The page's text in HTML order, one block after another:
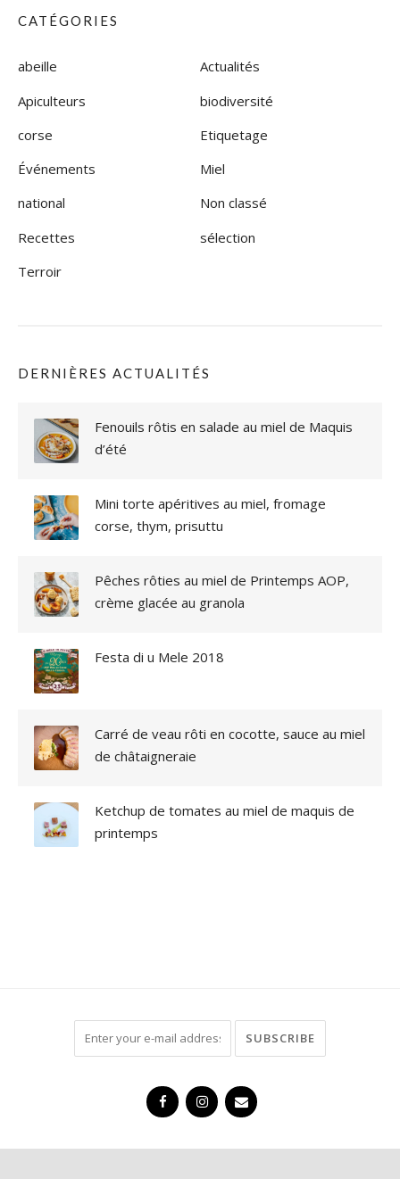
CATÉGORIES
abeille
Actualités
Apiculteurs
biodiversité
corse
Etiquetage
Événements
Miel
national
Non classé
Recettes
sélection
Terroir
DERNIÈRES ACTUALITÉS
Fenouils rôtis en salade au miel de Maquis
d’été
Mini torte apéritives au miel, fromage
corse, thym, prisuttu
Pêches rôties au miel de Printemps AOP,
crème glacée au granola
Festa di u Mele 2018
Carré de veau rôti en cocotte, sauce au miel
de châtaigneraie
Ketchup de tomates au miel de maquis de
printemps